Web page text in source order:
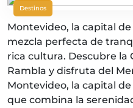
Destinos
Montevideo, la capital
mezcla perfecta de
rica cultura. Descubre la
Rambla y disfruta del
Montevideo, la capital
que combina la